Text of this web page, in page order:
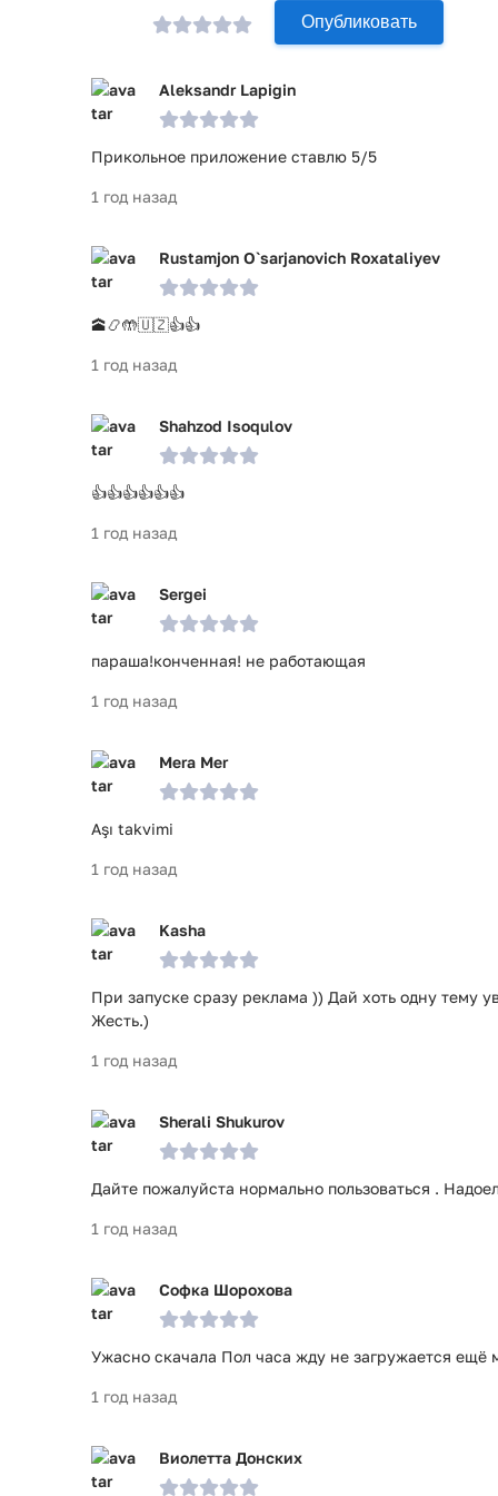
Опубликовать
Aleksandr Lapigin
Прикольное приложение ставлю 5/5
1 год назад
Rustamjon O`sarjanovich Roxataliyev
🕋📿🤲🇺🇿👍👍
1 год назад
Shahzod Isoqulov
👍👍👍👍👍👍
1 год назад
Sergei
параша!конченная! не работающая
1 год назад
Mera Mer
Aşı takvimi
1 год назад
Kasha
При запуске сразу реклама )) Дай хоть одну тему
Жесть.)
1 год назад
Sherali Shukurov
Дайте пожалуйста нормально пользоваться .
1 год назад
Софка Шорохова
Ужасно скачала Пол часа жду не загружается ещё
1 год назад
Виолетта Донских